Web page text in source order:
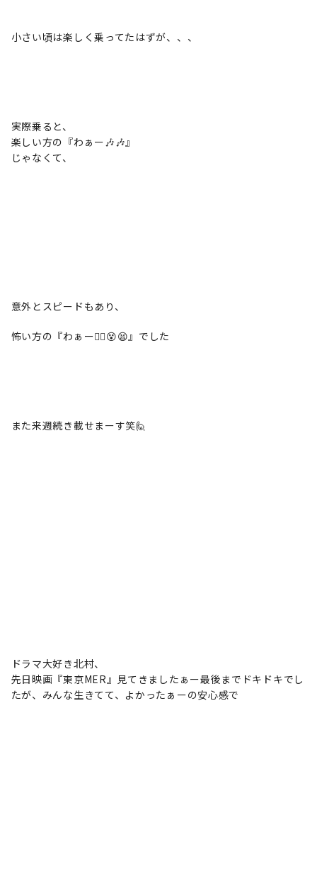
小さい頃は楽しく乗ってたはずが、、、
実際乗ると、
楽しい方の『わぁー🎶🎶』
じゃなくて、
意外とスピードもあり、
怖い方の『わぁー😵‍💫😵😫』でした
また来週続き載せまーす笑🙋
ドラマ大好き北村、
先日映画『東京MER』見てきましたぁー最後までドキドキでし
たが、みんな生きてて、よかったぁーの安心感で